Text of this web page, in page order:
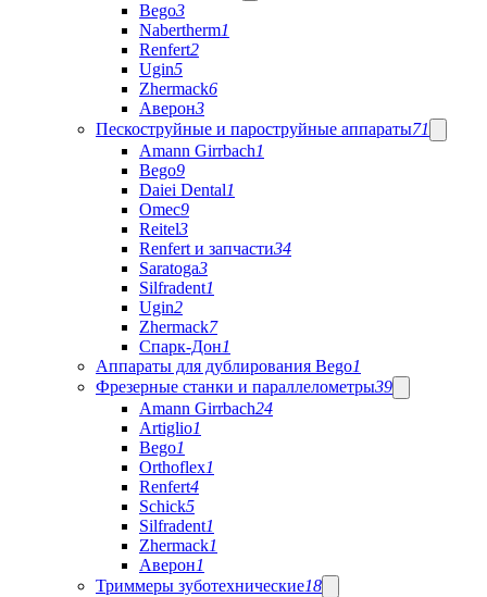
Bego3
Nabertherm1
Renfert2
Ugin5
Zhermack6
Аверон3
Пескоструйные и пароструйные аппараты71
Amann Girrbach1
Bego9
Daiei Dental1
Omec9
Reitel3
Renfert и запчасти34
Saratoga3
Silfradent1
Ugin2
Zhermack7
Спарк-Дон1
Аппараты для дублирования Bego1
Фрезерные станки и параллелометры39
Amann Girrbach24
Artiglio1
Bego1
Orthoflex1
Renfert4
Schick5
Silfradent1
Zhermack1
Аверон1
Триммеры зуботехнические18